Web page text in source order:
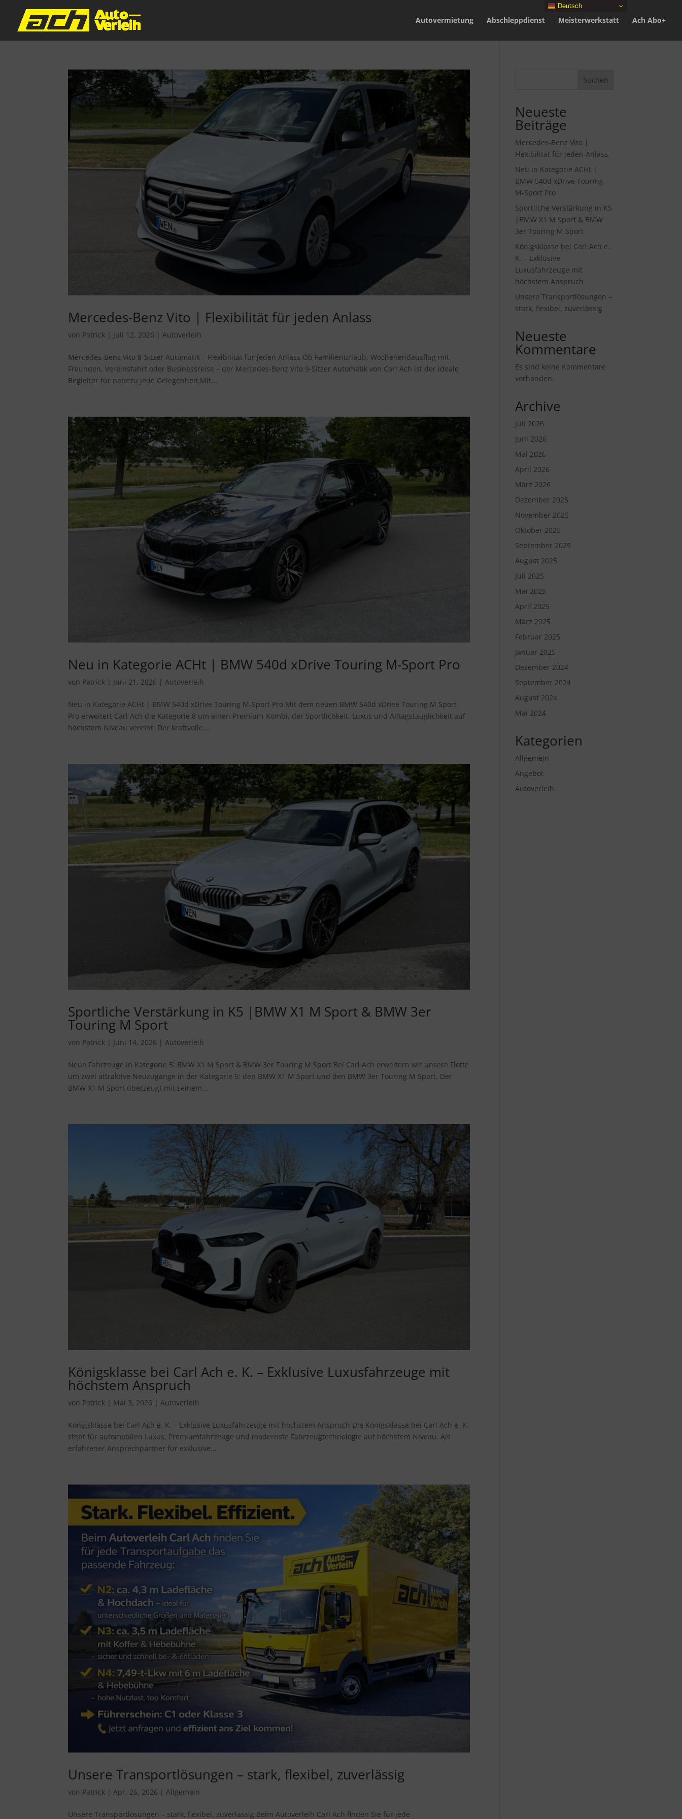
Autovermietung Abschleppdienst Meisterwerkstatt Ach Abo+
Mercedes-Benz Vito | Flexibilität für jeden Anlass
von Patrick | Juli 12, 2026 |Autoverleih
Mercedes-Benz Vito 9-Sitzer Automatik – Flexibilität für jeden Anlass Ob Familienurlaub, Wochenendausflug mit
Freunden, Vereinsfahrt oder Businessreise – der Mercedes-Benz Vito 9-Sitzer Automatik von Carl Ach ist der ideale
Begleiter für nahezu jede Gelegenheit.Mit...
Neu in Kategorie ACHt | BMW 540d xDrive Touring M-Sport Pro
von Patrick | Juni 21, 2026 |Autoverleih
Neu in Kategorie ACHt | BMW 540d xDrive Touring M-Sport Pro Mit dem neuen BMW 540d xDrive Touring M Sport
Pro erweitert Carl Ach die Kategorie 8 um einen Premium-Kombi, der Sportlichkeit, Luxus und Alltagstauglichkeit auf
höchstem Niveau vereint. Der kraftvolle...
Sportliche Verstärkung in K5 |BMW X1 M Sport & BMW 3er
Touring M Sport
von Patrick | Juni 14, 2026 |Autoverleih
Neue Fahrzeuge in Kategorie 5: BMW X1 M Sport & BMW 3er Touring M Sport Bei Carl Ach erweitern wir unsere Flotte
um zwei attraktive Neuzugänge in der Kategorie 5: den BMW X1 M Sport und den BMW 3er Touring M Sport. Der
BMW X1 M Sport überzeugt mit seinem...
Königsklasse bei Carl Ach e. K. – Exklusive Luxusfahrzeuge mit
höchstem Anspruch
von Patrick | Mai 3, 2026 |Autoverleih
Königsklasse bei Carl Ach e. K. – Exklusive Luxusfahrzeuge mit höchstem Anspruch Die Königsklasse bei Carl Ach e. K.
steht für automobilen Luxus, Premiumfahrzeuge und modernste Fahrzeugtechnologie auf höchstem Niveau. Als
erfahrener Ansprechpartner für exklusive...
Unsere Transportlösungen – stark, flexibel, zuverlässig
von Patrick | Apr. 26, 2026 | Allgemein
Unsere Transportlösungen – stark, flexibel, zuverlässig Beim Autoverleih Carl Ach finden Sie für jede
Suchen
Neueste
Beiträge
Mercedes-Benz Vito |
Flexibilität für jeden Anlass
Neu in Kategorie ACHt |
BMW 540d xDrive Touring
M-Sport Pro
Sportliche Verstärkung in K5
|BMW X1 M Sport & BMW
3er Touring M Sport
Königsklasse bei Carl Ach e.
K. – Exklusive
Luxusfahrzeuge mit
höchstem Anspruch
Unsere Transportlösungen –
stark, flexibel, zuverlässig
Neueste
Kommentare
Es sind keine Kommentare
vorhanden.
Archive
Juli 2026
Juni 2026
Mai 2026
April 2026
März 2026
Dezember 2025
November 2025
Oktober 2025
September 2025
August 2025
Juli 2025
Mai 2025
April 2025
März 2025
Februar 2025
Januar 2025
Dezember 2024
September 2024
August 2024
Mai 2024
Kategorien
Allgemein
Angebot
Autoverleih
Deutsch